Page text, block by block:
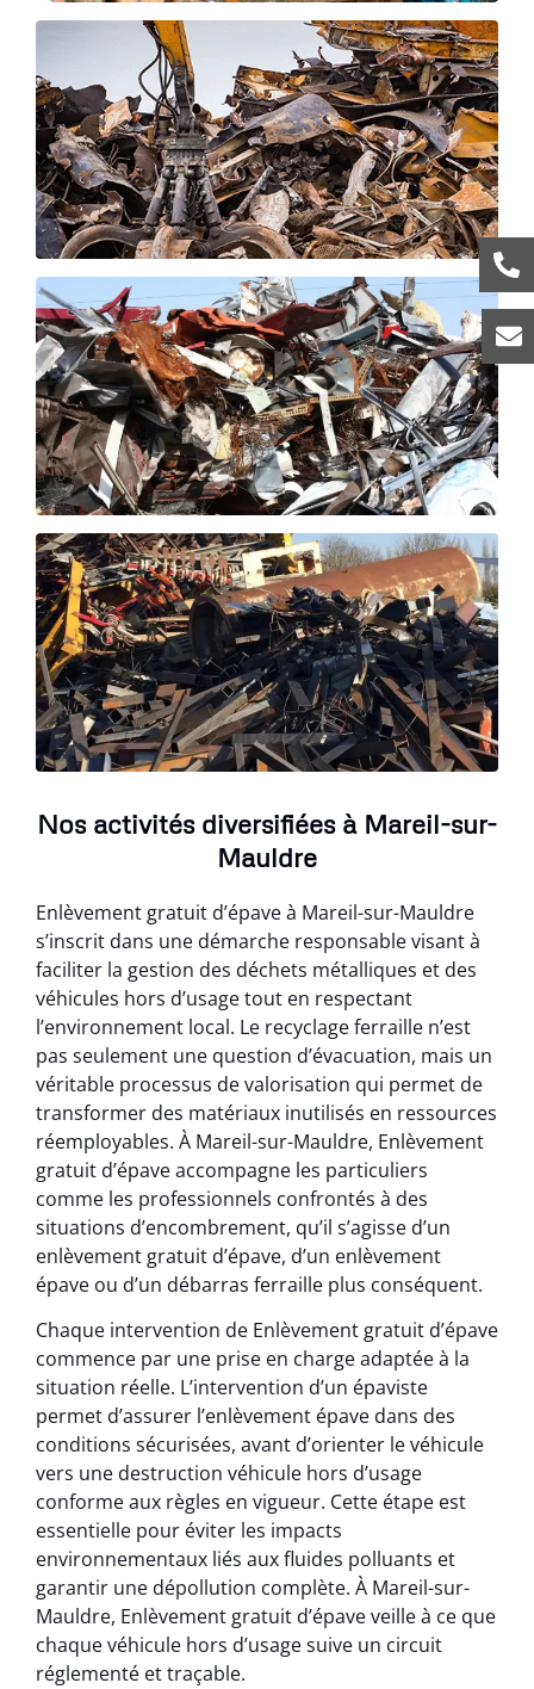
Nos activités diversifiées à Mareil-sur-
Mauldre
Enlèvement gratuit d’épave à Mareil-sur-Mauldre
s’inscrit dans une démarche responsable visant à
faciliter la gestion des déchets métalliques et des
véhicules hors d’usage tout en respectant
l’environnement local. Le recyclage ferraille n’est
pas seulement une question d’évacuation, mais un
véritable processus de valorisation qui permet de
transformer des matériaux inutilisés en ressources
réemployables. À Mareil-sur-Mauldre, Enlèvement
gratuit d’épave accompagne les particuliers
comme les professionnels confrontés à des
situations d’encombrement, qu’il s’agisse d’un
enlèvement gratuit d’épave, d’un enlèvement
épave ou d’un débarras ferraille plus conséquent.
Chaque intervention de Enlèvement gratuit d’épave
commence par une prise en charge adaptée à la
situation réelle. L’intervention d’un épaviste
permet d’assurer l’enlèvement épave dans des
conditions sécurisées, avant d’orienter le véhicule
vers une destruction véhicule hors d’usage
conforme aux règles en vigueur. Cette étape est
essentielle pour éviter les impacts
environnementaux liés aux fluides polluants et
garantir une dépollution complète. À Mareil-sur-
Mauldre, Enlèvement gratuit d’épave veille à ce que
chaque véhicule hors d’usage suive un circuit
réglementé et traçable.